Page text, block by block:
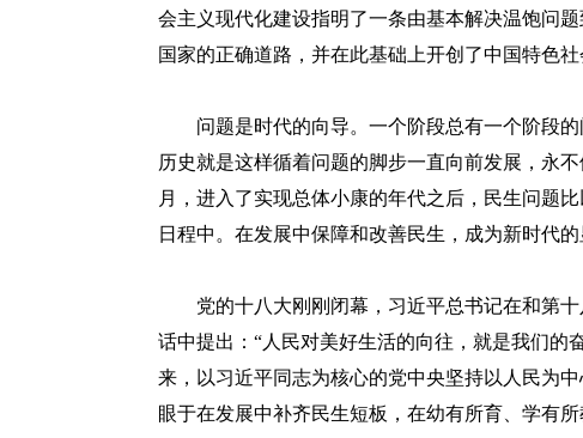
会主义现代化建设指明了一条由基本解决温饱问
国家的正确道路，并在此基础上开创了中国特色社
问题是时代的向导。一个阶段总有一个阶段的
历史就是这样循着问题的脚步一直向前发展，永
月，进入了实现总体小康的年代之后，民生问题
日程中。在发展中保障和改善民生，成为新时代的
党的十八大刚刚闭幕，习近平总书记在和第十
话中提出：“人民对美好生活的向往，就是我们的
来，以习近平同志为核心的党中央坚持以人民为
眼于在发展中补齐民生短板，在幼有所育、学有